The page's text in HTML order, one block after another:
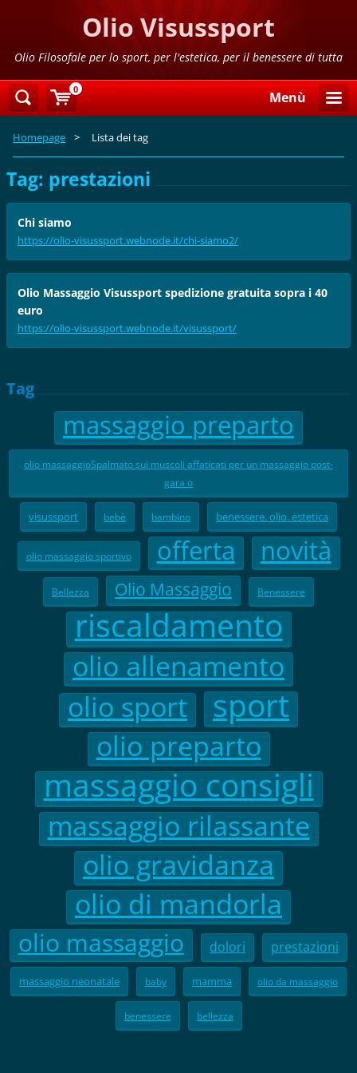
Olio Visussport
Olio Filosofale per lo sport, per l'estetica, per il benessere di tutta
Menù
Homepage > Lista dei tag
Tag: prestazioni
Chi siamo
https://olio-visussport.webnode.it/chi-siamo2/
Olio Massaggio Visussport spedizione gratuita sopra i 40
euro
https://olio-visussport.webnode.it/visussport/
Tag
massaggio preparto
olio massaggioSpalmato sui muscoli affaticati per un massaggio post-
gara o
visussport bebè bambino benessere. olio. estetica
olio massaggio sportivo offerta novità
Bellezza Olio Massaggio Benessere
riscaldamento
olio allenamento
olio sport
sport
olio preparto
massaggio consigli
massaggio rilassante
olio gravidanza
olio di mandorla
olio massaggio dolori prestazioni
massaggio neonatale baby mamma olio da massaggio
benessere bellezza
0